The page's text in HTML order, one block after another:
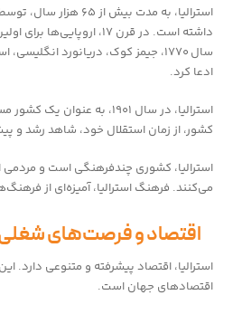
استرالیا، به مدت بیش
داشته است. در قرن ۱۷،
سال ۱۷۷۰، جیمز کوک، دریانورد انگلیسی،
ادعا کرد.
استرالیا، در سال ۱۹۰۱، به
کشور، از زمان استقلال خود، شاهد رشد
استرالیا، کشوری چندفرهنگی است و مردمی
می‌کنند. فرهنگ استرالیا، آمیزه‌ای از
اقتصاد و فرصت‌های شغلی
استرالیا، اقتصاد پیشرفته و متنوعی دارد.
اقتصادهای جهان است.